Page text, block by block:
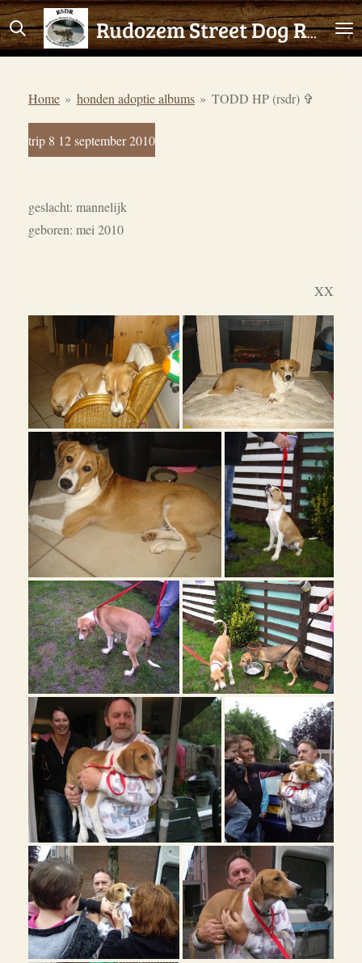
Ga
direct
hoofdinhoud
Rudozem Street Dog Rescue
Home » honden adoptie albums » TODD HP (rsdr) ✞
trip 8 12 september 2010
geslacht: mannelijk
geboren: mei 2010
XX